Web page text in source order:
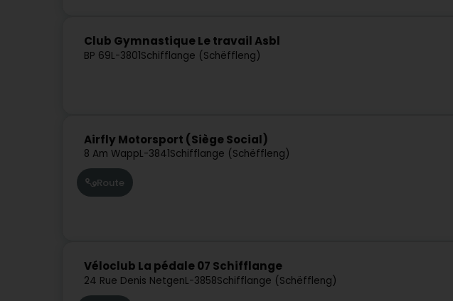
Club Gymnastique Le travail Asbl
BP 69L-3801Schifflange (Schëffleng)
Airfly Motorsport (Siège Social)
8 Am WappL-3841Schifflange (Schëffleng)
Route
Véloclub La pédale 07 Schifflange
24 Rue Denis NetgenL-3858Schifflange (Schëffleng)